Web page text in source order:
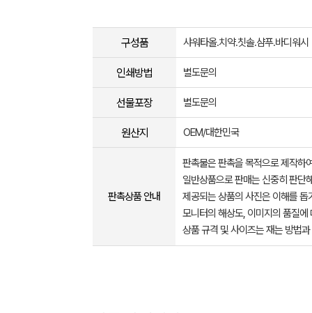
구성품 샤워타올.치약.칫솔.샴푸.바디워시
인쇄방법 별도문의
선물포장 별도문의
원산지 OEM/대한민국
판촉상품 안내
판촉물은 판촉을 목적으로 제작하
일반상품으로 판매는 신중히 판단
제공되는 상품의 사진은 이해를
모니터의 해상도, 이미지의 품질
상품 규격 및 사이즈는 재는 방법